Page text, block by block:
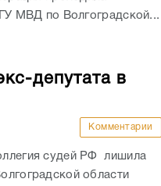
МВД по Волгоградской...
депутата в
Комментарии
судей РФ лишила
области